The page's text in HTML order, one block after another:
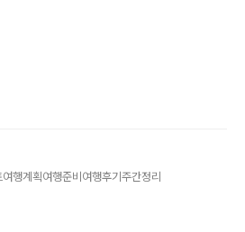
행계획여행준비여행후기주간정리